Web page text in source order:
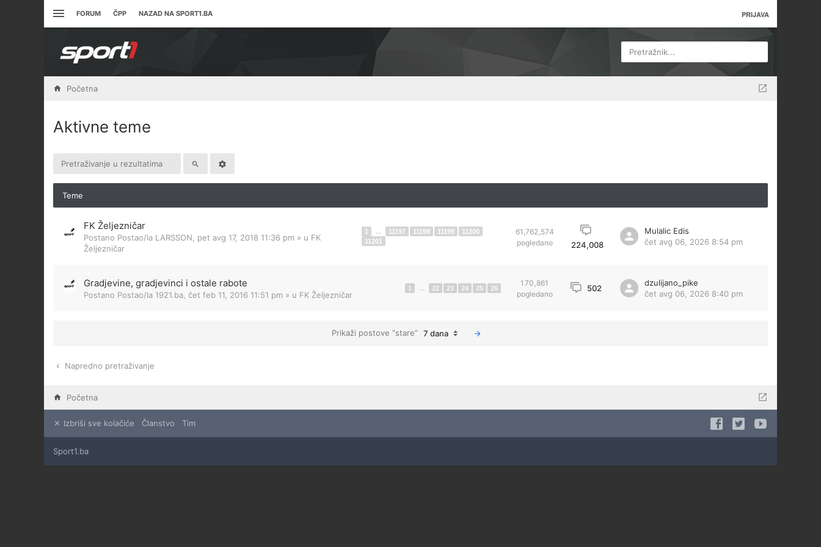
FORUM ČPP NAZAD NA SPORT1.BA PRIJAVA
Pretražnik...
Početna
Aktivne teme
Teme
FK Željezničar
Postano Postao/la LARSSON pet avg 17, 2018 11:36 pm » u FK
Željezničar
1 ... 11197 11198 11199
11200
11201
61,762,574
pogledano
224,008
Mulalic Edis
čet avg 06, 2026 8:54 pm
Gradjevine, gradjevinci i ostale rabote
Postano Postao/la 1921.ba čet feb 11, 2016 11:51 pm » u FK Željezničar
1 ... 22 23 24 25 26
170,861
pogledano
502
dzulijano_pike
čet avg 06, 2026 8:40 pm
Prikaži postove “stare” 7 dana
Napredno pretraživanje
Početna
Izbriši sve kolačiće Članstvo Tim
Sport1.ba